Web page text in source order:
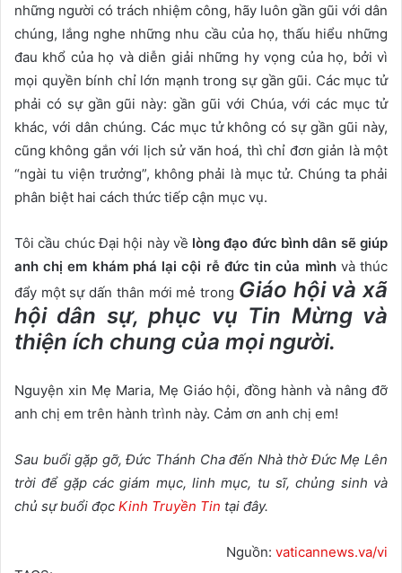
những người có trách nhiệm công, hãy luôn gần gũi với dân
chúng, lắng nghe những nhu cầu của họ, thấu hiểu những
đau khổ của họ và diễn giải những hy vọng của họ, bởi vì
mọi quyền bính chỉ lớn mạnh trong sự gần gũi. Các mục tử
phải có sự gần gũi này: gần gũi với Chúa, với các mục tử
khác, với dân chúng. Các mục tử không có sự gần gũi này,
cũng không gắn với lịch sử văn hoá, thì chỉ đơn giản là một
“ngài tu viện trưởng”, không phải là mục tử. Chúng ta phải
phân biệt hai cách thức tiếp cận mục vụ.
Tôi cầu chúc Đại hội này về lòng đạo đức bình dân sẽ giúp
anh chị em khám phá lại cội rễ đức tin của mìnhvà thúc
đẩy một sự dấn thân mới mẻ trong Giáo hội và xã
hội dân sự, phục vụ Tin Mừng và
thiện ích chung của mọi người.
Nguyện xin Mẹ Maria, Mẹ Giáo hội, đồng hành và nâng đỡ
anh chị em trên hành trình này. Cảm ơn anh chị em!
Sau buổi gặp gỡ, Đức Thánh Cha đến Nhà thờ Đức Mẹ Lên
trời để gặp các giám mục, linh mục, tu sĩ, chủng sinh và
chủ sự buổi đọc Kinh Truyền Tin tại đây.
Nguồn: vaticannews.va/vi